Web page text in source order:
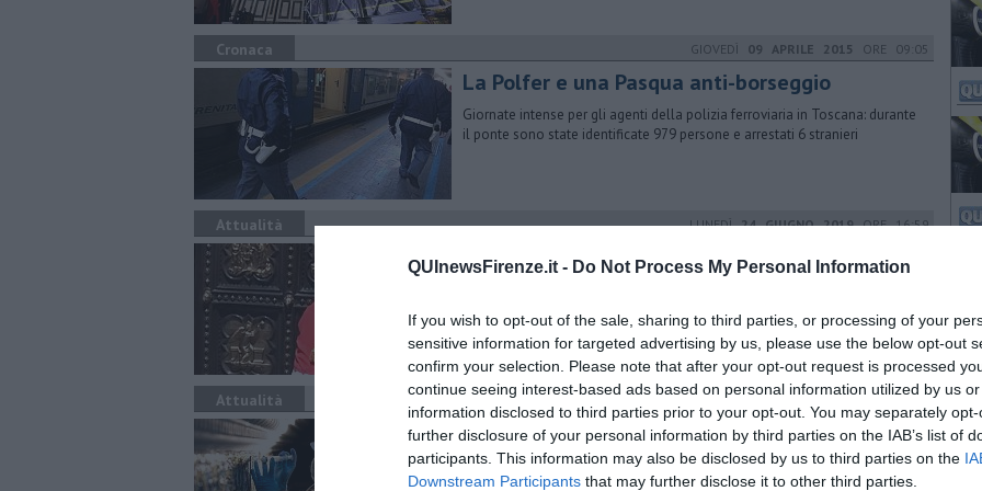
QUInewsFirenze.it - Do Not Process My Personal Information
If you wish to opt-out of the sale, sharing to third parties, or processing of your
sensitive information for targeted advertising by us, please use the below opt-out
confirm your selection. Please note that after your opt-out request is processed
continue seeing interest-based ads based on personal information utilized by us
information disclosed to third parties prior to your opt-out. You may separately
further disclosure of your personal information by third parties on the IAB’s list of
participants. This information may also be disclosed by us to third parties on the
Downstream Participants that may further disclose it to other third parties.
Cronaca GIOVEDÌ 09 APRILE 2015 ORE 09:05
La Polfer e una Pasqua anti-borseggio
Giornate intense per gli agenti della polizia ferroviaria in Toscana: durante
il ponte sono state identificate 979 persone e arrestati 6 stranieri
Attualità LUNEDÌ24 GIUGNO 2019ORE 16:59
La copia della porta sud si è aperta alla città
Attualità VENERDÌ22 GENNAIO 2021ORE 14:19
Svelati i primi mosaici restaurati nel Battistero
Il restauro delle pareti interne del Battistero è in corso d'opera ma sono
state svelate le prime zone recuperate dall'Opificio delle Pietre Dure